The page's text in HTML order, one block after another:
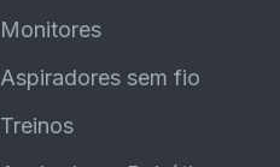
Monitores
Aspiradores sem fio
Treinos